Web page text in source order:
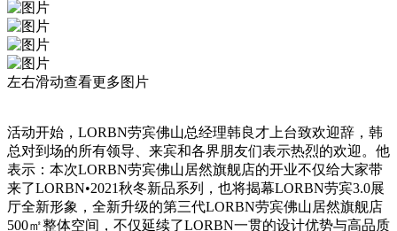
左右滑动查看更多图片
活动开始，LORBN劳宾佛山总经理韩良才上台致欢迎辞，韩
总对到场的所有领导、来宾和各界朋友们表示热烈的欢迎。他
表示：本次LORBN劳宾佛山居然旗舰店的开业不仅给大家带
来了LORBN•2021秋冬新品系列，也将揭幕LORBN劳宾3.0展
厅全新形象，全新升级的第三代LORBN劳宾佛山居然旗舰店
500㎡整体空间，不仅延续了LORBN一贯的设计优势与高品质